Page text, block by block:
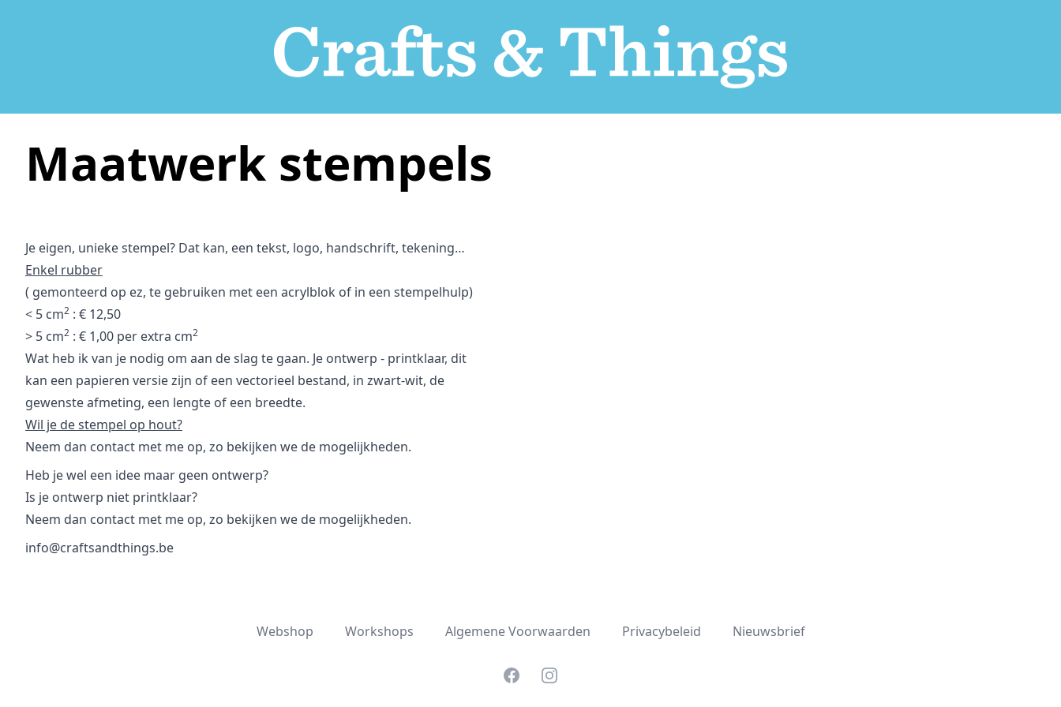
Maatwerk stempels
Je eigen, unieke stempel? Dat kan, een tekst, logo, handschrift, tekening…
Enkel rubber
( gemonteerd op ez, te gebruiken met een acrylblok of in een stempelhulp)
< 5 cm2 : € 12,50
> 5 cm2 : € 1,00 per extra cm2
Wat heb ik van je nodig om aan de slag te gaan. Je ontwerp - printklaar, dit
kan een papieren versie zijn of een vectorieel bestand, in zwart-wit, de
gewenste afmeting, een lengte of een breedte.
Wil je de stempel op hout?
Neem dan contact met me op, zo bekijken we de mogelijkheden.
Heb je wel een idee maar geen ontwerp?
Is je ontwerp niet printklaar?
Neem dan contact met me op, zo bekijken we de mogelijkheden.
info@craftsandthings.be
Webshop Workshops Algemene Voorwaarden Privacybeleid Nieuwsbrief
FacebookInstagram